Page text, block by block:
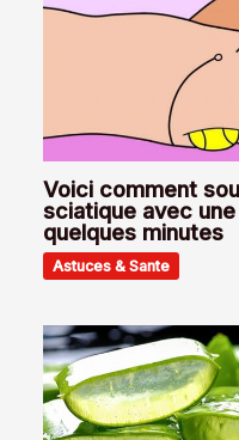
Voici comment
sciatique avec
quelques minutes
Astuces & Sante